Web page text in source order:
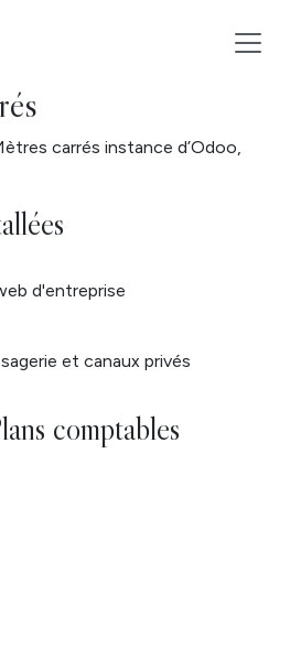
carrés instance d’Odoo,
d'entreprise
et canaux privés
comptables